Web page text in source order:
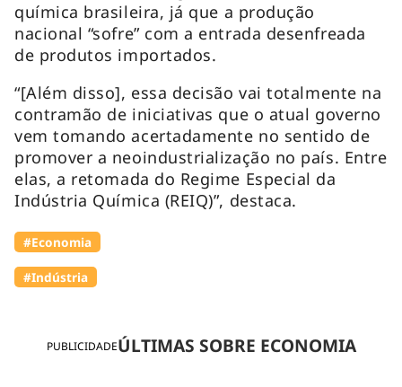
PUBLICIDADEÚLTIMAS SOBRE ECONOMIA
química brasileira, já que a produção
nacional “sofre” com a entrada desenfreada
de produtos importados.
“[Além disso], essa decisão vai totalmente na
contramão de iniciativas que o atual governo
vem tomando acertadamente no sentido de
promover a neoindustrialização no país. Entre
elas, a retomada do Regime Especial da
Indústria Química (REIQ)”, destaca.
#Economia
#Indústria